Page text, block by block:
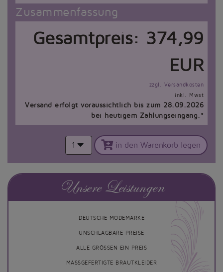
Zusammenfassung
Gesamtpreis: 374,99
EUR
zzgl. Versandkosten
inkl. Mwst
Versand erfolgt voraussichtlich bis zum 28.09.2026
bei heutigem Zahlungseingang.*
1 in den Warenkorb legen
Unsere Leistungen
DEUTSCHE MODEMARKE
UNSCHLAGBARE PREISE
ALLE GRÖSSEN EIN PREIS
MASSGEFERTIGTE BRAUTKLEIDER